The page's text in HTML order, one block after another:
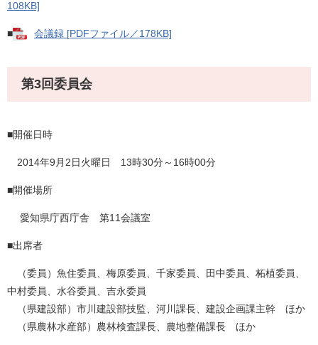
108KB]
■ 会議録 [PDFファイル／178KB]
第3回委員会
■開催日時
2014年9月2日火曜日 13時30分～16時00分
■開催場所
愛知県庁西庁舎 第11会議室
■出席者
（委員）魚住委員、梅原委員、千家委員、田中委員、柘植委員、
中村委員、水谷委員、吉永委員
（県建設部）市川建設部技監、河川課長、建設企画課主幹 ほか
（県農林水産部）農林検査課長、農地整備課長 ほか